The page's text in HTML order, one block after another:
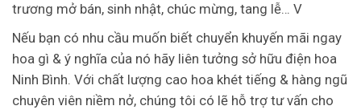
trương mở bán, sinh nhật, chúc mừng, tang lễ… V
Nếu bạn có nhu cầu muốn biết chuyển khuyến mãi ngay
hoa gì & ý nghĩa của nó hãy liên tưởng sở hữu điện hoa
Ninh Bình. Với chất lượng cao hoa khét tiếng & hàng ngũ
chuyên viên niềm nở, chúng tôi có lẽ hỗ trợ tư vấn cho